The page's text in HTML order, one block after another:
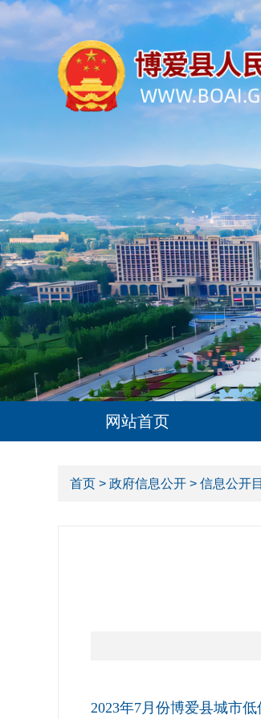
网站首页
首页 > 政府信息公开 > 信息公开
2023年7月份博爱县城市